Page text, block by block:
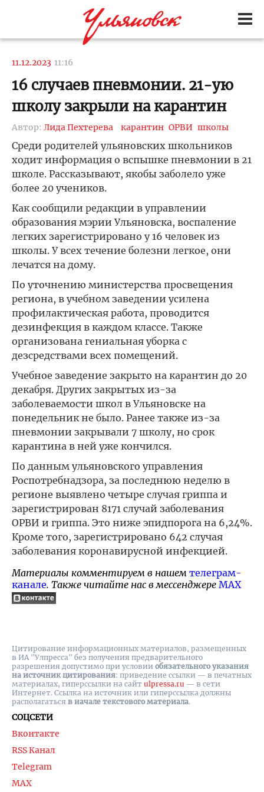
11.12.2023 11:16
16 случаев пневмонии. 21-ую
школу закрыли на карантин
Автор: Лида Пехтерева карантин ОРВИ школы
Среди родителей ульяновских школьников
ходит информация о вспышке пневмонии в 21
школе. Рассказывают, якобы заболело уже
более 20 учеников.
Как сообщили редакции в управлении
образования мэрии Ульяновска, воспаление
легких зарегистрировано у 16 человек из
школы. У всех течение болезни легкое, они
лечатся на дому.
По уточнению министерства просвещения
региона, в учебном заведении усилена
профилактическая работа, проводится
дезинфекция в каждом классе. Также
организована гениальная уборка с
дезсредствами всех помещений.
Учебное заведение закрыто на карантин до 20
декабря. Других закрытых из-за
заболеваемости школ в Ульяновске на
понедельник не было. Ранее также из-за
пневмонии закрывали 7 школу, но срок
карантина в ней уже кончился.
По данным ульяновского управления
Роспотребнадзора, за последнюю неделю в
регионе выявлено четыре случая гриппа и
зарегистрирован 8171 случай заболевания
ОРВИ и гриппа. Это ниже эпидпорога на 6,24%.
Кроме того, зарегистрировано 642 случая
заболевания коронавирусной инфекцией.
Материалы комментируем в нашем телеграм-
канале. Также читайте нас в мессенджере MAX
СОЦСЕТИ
Вконтакте
RSS Канал
Telegram
MAX
Цитирование информационных материалов, размещенных
в ИА "Улпресса" без получения предварительного
разрешения допустимо при условии обязательного указания
на источник цитирования: приведение ссылки — в печатных
материалах, гиперссылки на cайт ulpressa.ru — в сети
Интернет. Ссылка на источник или гиперссылка должны
располагаться в начале текстового материала.